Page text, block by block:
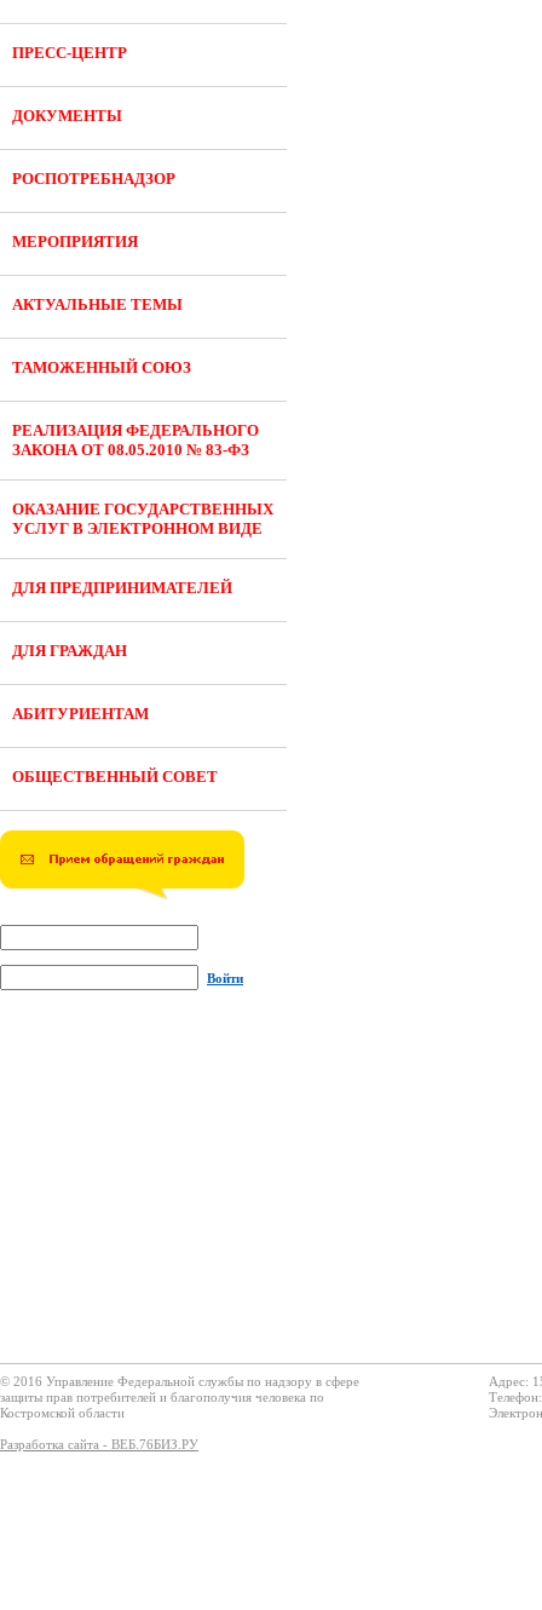
ПРЕСС-ЦЕНТР
ДОКУМЕНТЫ
РОСПОТРЕБНАДЗОР
МЕРОПРИЯТИЯ
АКТУАЛЬНЫЕ ТЕМЫ
ТАМОЖЕННЫЙ СОЮЗ
РЕАЛИЗАЦИЯ ФЕДЕРАЛЬНОГО
ЗАКОНА ОТ 08.05.2010 № 83-ФЗ
ОКАЗАНИЕ ГОСУДАРСТВЕННЫХ
УСЛУГ В ЭЛЕКТРОННОМ ВИДЕ
ДЛЯ ПРЕДПРИНИМАТЕЛЕЙ
ДЛЯ ГРАЖДАН
АБИТУРИЕНТАМ
ОБЩЕСТВЕННЫЙ СОВЕТ
Войти
© 2016 Управление Федеральной службы по надзору в сфере
защиты прав потребителей и благополучия человека по
Костромской области
Разработка сайта - ВЕБ.76БИЗ.РУ
Адрес: